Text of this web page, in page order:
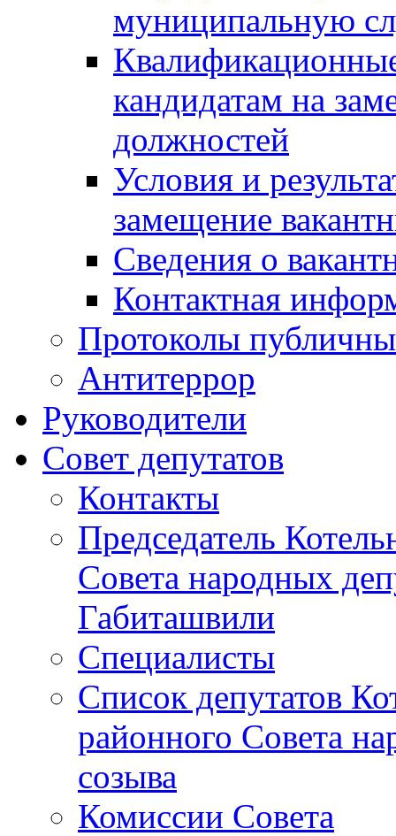
муниципальную
кандидатам на
должностей
Условия и
замещение
Сведения о
Контактная
Протоколы
Антитеррор
Руководители
Совет депутатов
Контакты
Председатель
Совета народных
Габиташвили
Специалисты
Список депутатов
районного Совета
созыва
Комиссии Совета